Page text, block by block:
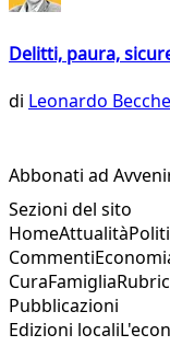
Delitti, paura,
di Leonardo
Abbonati ad
Sezioni del sito
HomeAttualità
Commenti
CuraFamiglia
Pubblicazioni
Edizioni locali